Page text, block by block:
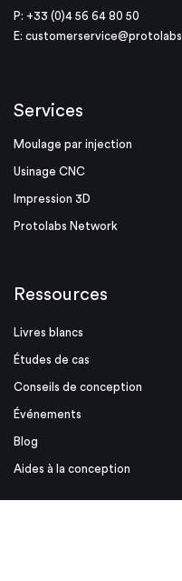
P: +33 (0)4 56 64 80 50
E:
Services
Moulage par injection
Usinage CNC
Impression 3D
Protolabs Network
Ressources
Livres blancs
Études de cas
Conseils de conception
Événements
Blog
Aides à la conception